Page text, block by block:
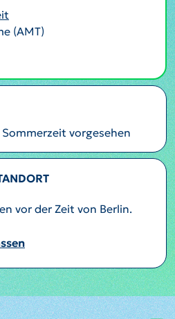
(AMT)
vorgesehen
vor der Zeit von Berlin.